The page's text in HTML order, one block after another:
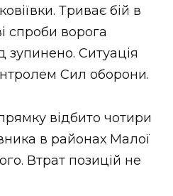
Триває бій в
спроби ворога
зупинено. Ситуація
Сил оборони.
відбито чотири
в районах Малої
Втрат позицій не